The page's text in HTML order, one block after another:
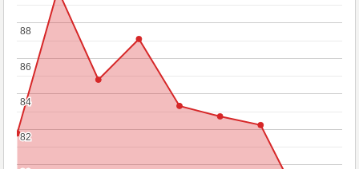
82
82
84
84
86
86
88
88